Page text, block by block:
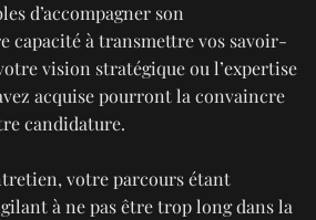
d’accompagner son
capacité à transmettre vos savoir-
vision stratégique ou l’expertise
acquise pourront la convaincre
candidature.
votre parcours étant
à ne pas être trop long dans la